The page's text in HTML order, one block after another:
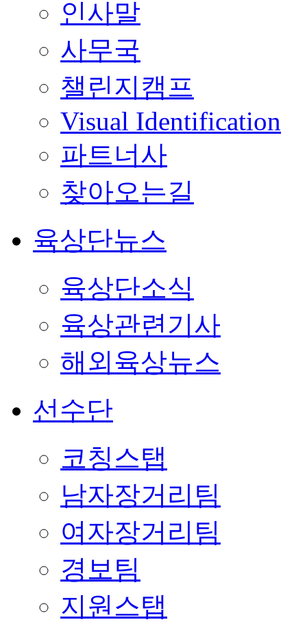
인사말
사무국
챌린지캠프
Visual Identification
파트너사
찾아오는길
육상단뉴스
육상단소식
육상관련기사
해외육상뉴스
선수단
코칭스탭
남자장거리팀
여자장거리팀
경보팀
지원스탭